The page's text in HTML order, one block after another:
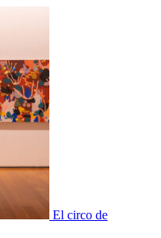
El circo de